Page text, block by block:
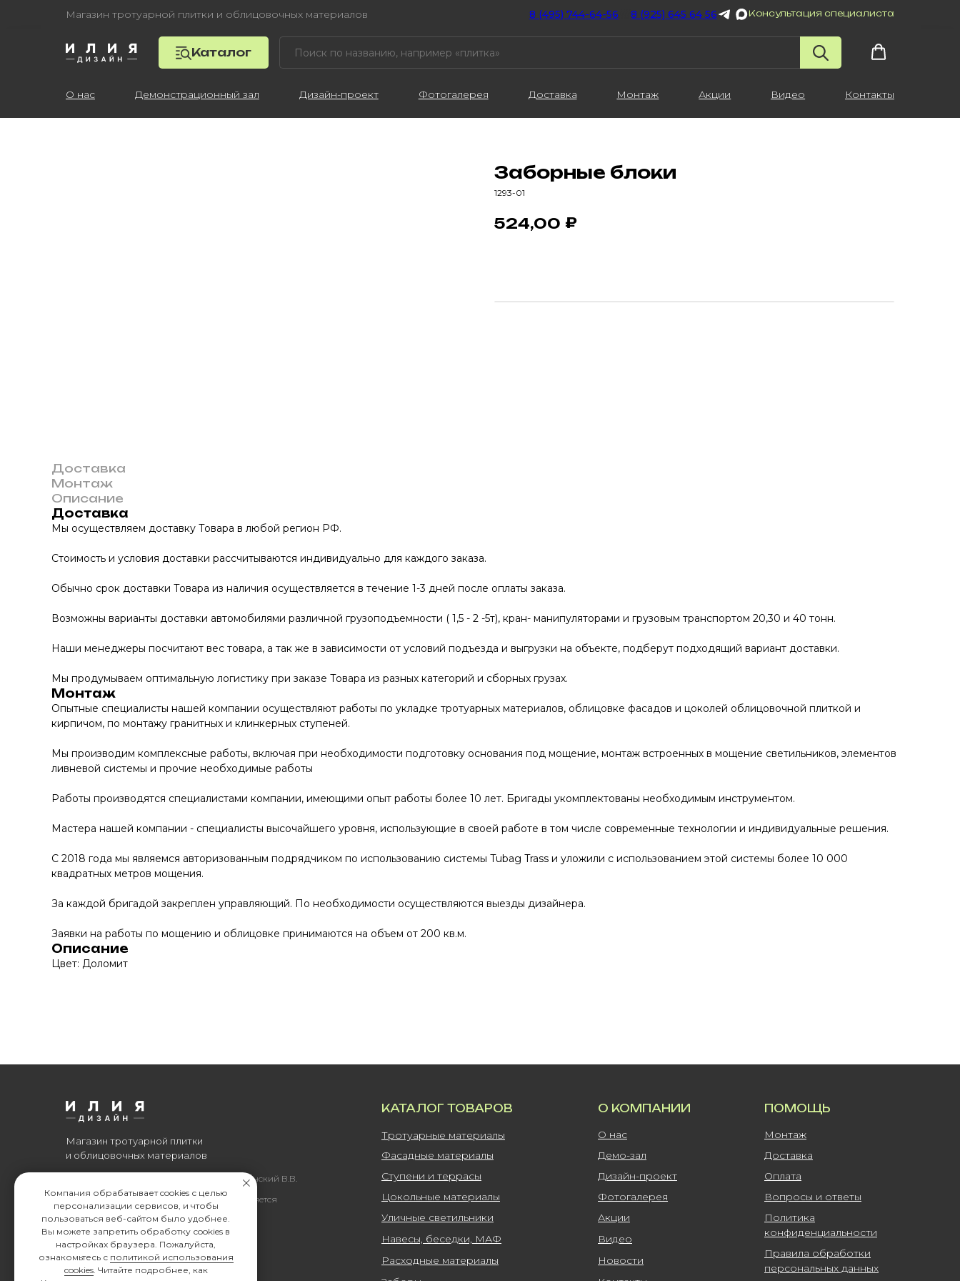
Магазин тротуарной плитки и облицовочных материалов 8 (495) 744-64-56 8 (925) 645 64 56 Консультация специалиста
Каталог
О нас Демонстрационный зал Дизайн-проект Фотогалерея Доставка Монтаж Акции Видео Контакты
Заборные блоки
1293-01
524,00 ₽
Доставка
Монтаж
Описание
Доставка
Мы осуществляем доставку Товара в любой регион РФ.
Стоимость и условия доставки рассчитываются индивидуально для каждого заказа.
Обычно срок доставки Товара из наличия осуществляется в течение 1-3 дней после оплаты заказа.
Возможны варианты доставки автомобилями различной грузоподъемности ( 1,5 - 2 -5т), кран- манипуляторами и грузовым транспортом 20,30 и 40 тонн.
Наши менеджеры посчитают вес товара, а так же в зависимости от условий подъезда и выгрузки на объекте, подберут подходящий вариант доставки.
Мы продумываем оптимальную логистику при заказе Товара из разных категорий и сборных грузах.
Монтаж
Опытные специалисты нашей компании осуществляют работы по укладке тротуарных материалов, облицовке фасадов и цоколей облицовочной плиткой и
кирпичом, по монтажу гранитных и клинкерных ступеней.
Мы производим комплексные работы, включая при необходимости подготовку основания под мощение, монтаж встроенных в мощение светильников, элементов
ливневой системы и прочие необходимые работы
Работы производятся специалистами компании, имеющими опыт работы более 10 лет. Бригады укомплектованы необходимым инструментом.
Мастера нашей компании - специалисты высочайшего уровня, использующие в своей работе в том числе современные технологии и индивидуальные решения.
С 2018 года мы являемся авторизованным подрядчиком по использованию системы Tubag Trass и уложили с использованием этой системы более 10 000
квадратных метров мощения.
За каждой бригадой закреплен управляющий. По необходимости осуществляются выезды дизайнера.
Заявки на работы по мощению и облицовке принимаются на объем от 200 кв.м.
Описание
Цвет: Доломит
ИП Ильинский В.В. ИНН 501602422407
Информация, размещенная на сайте, не является
офертой или публичной офертой
Все права защищены. © 2006-2026. ИП Ильинский В.В.
Магазин тротуарной плитки
и облицовочных материалов
КАТАЛОГ ТОВАРОВ
Тротуарные материалы
ПОМОЩЬ
О КОМПАНИИ
Правила обработки
персональных данных
Политика
конфиденциальности
Вопросы и ответы
Оплата
Доставка
Монтаж
О нас
Новости
Видео
Акции
Фотогалерея
Дизайн-проект
Расходные материалы
Навесы, беседки, МАФ
Уличные светильники
Цокольные материалы
Ступени и террасы
Фасадные материалы Демо-зал
Компания обрабатывает cookies с целью
персонализации сервисов, и чтобы
пользоваться веб-сайтом было удобнее.
Вы можете запретить обработку сookies в
настройках браузера. Пожалуйста,
ознакомьтесь с политикой использования
cookies. Читайте подробнее, как